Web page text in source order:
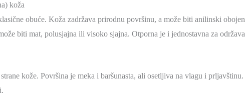
koža
obuće. Koža zadržava prirodnu površinu, a može biti anilinski
biti mat, polusjajna ili visoko sjajna. Otporna je i jednostavna za
kože. Površina je meka i baršunasta, ali osetljiva na vlagu i